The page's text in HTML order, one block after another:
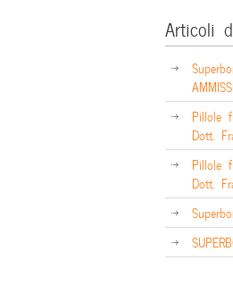
Articoli
Pillole
Dott.
Pillole
Dott.